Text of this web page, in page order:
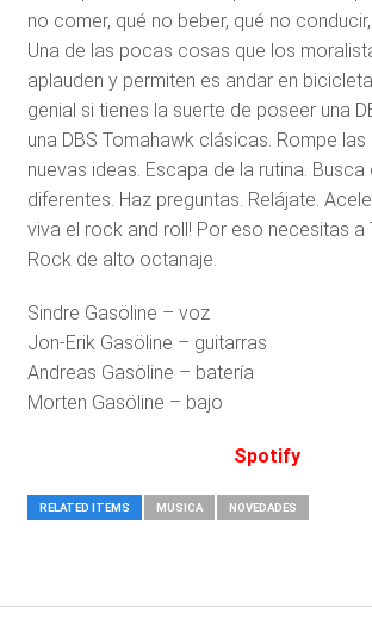
no comer, qué no beber, qué no
Una de las pocas cosas que los
aplauden y permiten es andar en
genial si tienes la suerte de poseer una
una DBS Tomahawk clásicas. Rompe las
nuevas ideas. Escapa de la rutina. Busca
diferentes. Haz preguntas. Relájate.
viva el rock and roll! Por eso necesitas a
Rock de alto octanaje.
Sindre Gasöline – voz
Jon-Erik Gasöline – guitarras
Andreas Gasöline – batería
Morten Gasöline – bajo
Spotify
RELATED ITEMS MUSICA NOVEDADES